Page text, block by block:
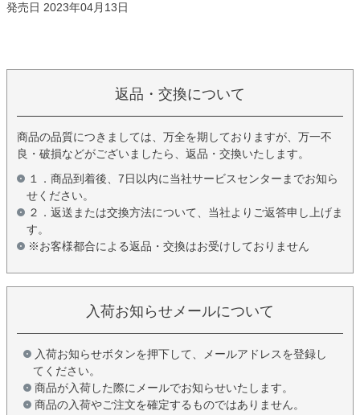
発売日 2023年04月13日
返品・交換について
商品の品質につきましては、万全を期しておりますが、万一不
良・破損などがございましたら、返品・交換いたします。
１．商品到着後、7日以内に当社サービスセンターまでお知ら
せください。
２．返送または交換方法について、当社よりご返答申し上げま
す。
※お客様都合による返品・交換はお受けしておりません
入荷お知らせメールについて
入荷お知らせボタンを押下して、メールアドレスを登録し
てください。
商品が入荷した際にメールでお知らせいたします。
商品の入荷やご注文を確定するものではありません。